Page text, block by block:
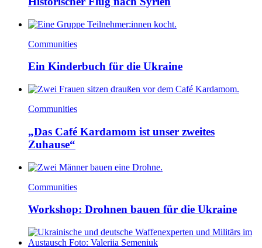
Communities
Ein Kinderbuch für die Ukraine
Communities
„Das Café Kardamom ist unser zweites
Zuhause“
Communities
Workshop: Drohnen bauen für die Ukraine